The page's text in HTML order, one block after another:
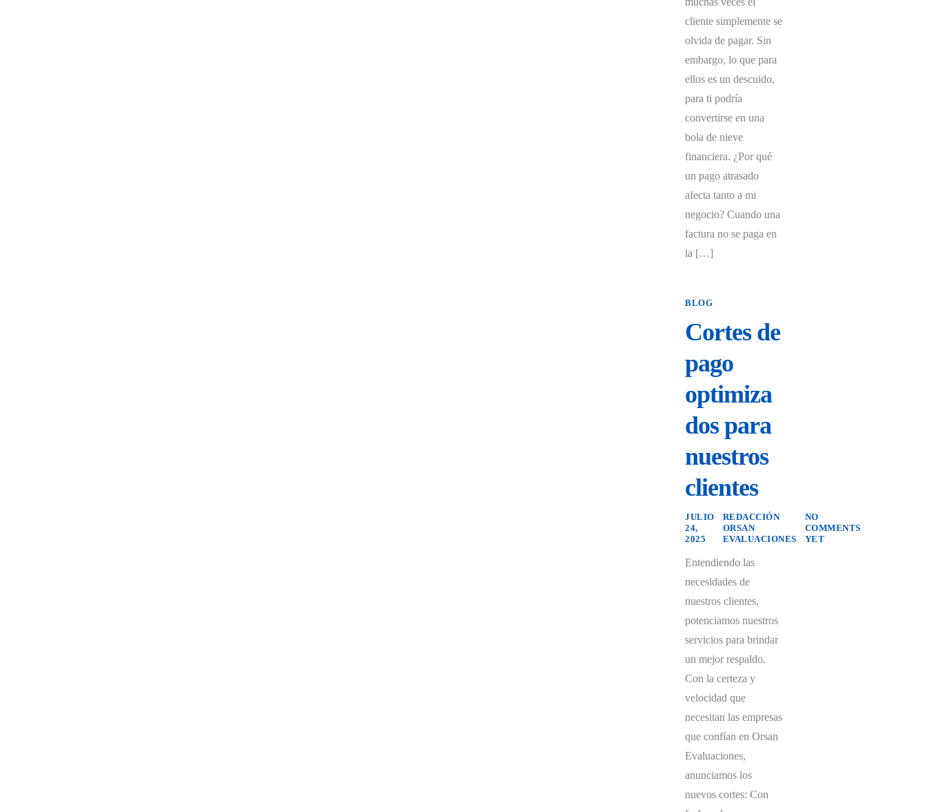
cliente simplemente se
olvida de pagar. Sin
embargo, lo que para
ellos es un descuido,
para ti podría
convertirse en una
bola de nieve
financiera. ¿Por qué
un pago atrasado
afecta tanto a mi
negocio? Cuando una
factura no se paga en
la […]
BLOG
Cortes de
pago
optimiza
dos para
nuestros
clientes
JULIO
24,
2025
REDACCIÓN
ORSAN
EVALUACIONES
NO
COMMENTS
YET
Entendiendo las
necesidades de
nuestros clientes,
potenciamos nuestros
servicios para brindar
un mejor respaldo.
Con la certeza y
velocidad que
necesitan las empresas
que confían en Orsan
Evaluaciones,
anunciamos los
nuevos cortes: Con